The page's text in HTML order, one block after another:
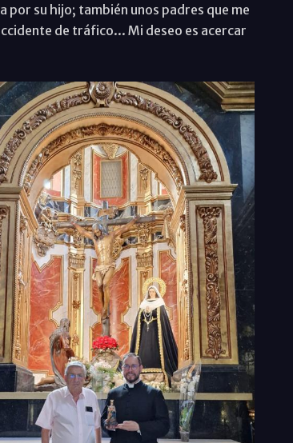
por su hijo; también unos padres que me
de tráfico... Mi deseo es acercar